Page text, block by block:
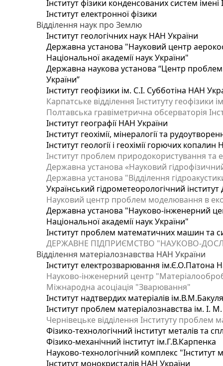
Інститут фізики конденсованих систем
Інститут електронної фізики
Відділення наук про Землю
Інститут геологічних наук НАН України
Державна установа "Науковий центр
Національної академії наук України"
Державна наукова установа “Центр проблем
України”
Інститут геофізики ім. С.І. Субботіна НАН
Карпатське відділення Інституту геофізики
Полтавська гравіметрична обсерваторія
Інститут географії НАН України
Інститут геохімії, мінералогії та
Інститут геології і геохімії горючих
Інститут проблем природокористування та
Державна установа «Науковий
Державна установа "Відділення
Український гідрометеорологічний
Науковий центр проблем моделювання в
Державна установа "Науково-інженерний
Національної академії наук України"
Інститут проблем математичних машин та
ДЕРЖАВНЕ ПІДПРИЄМСТВО "НАУКОВО-
Відділення матеріалознавства НАН України
Інститут електрозварювання ім.Є.О.Патона
Науково-інженерний центр
Міжнародна асоціація "Зварювання"
Інститут надтвердих матеріалів
Інститут проблем матеріалознавства ім. І.
Чернівецьке відділення Інституту проблем
Фізико-технологічний інститут металів та
Фізико-механічний інститут ім.Г.В.Карпенка
Науково-технологічний комплекс "Інститут
Інститут монокристалів НАН України